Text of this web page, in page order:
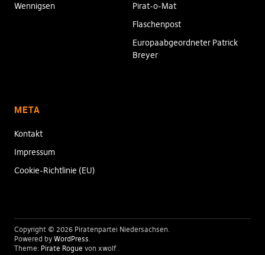
Wennigsen
Pirat-o-Mat
Flaschenpost
Europaabgeordneter Patrick
Breyer
META
Kontakt
Impressum
Cookie-Richtlinie (EU)
Copyright © 2026 Piratenpartei Niedersachsen
Powered by WordPress
Theme: Pirate Rogue von xwolf